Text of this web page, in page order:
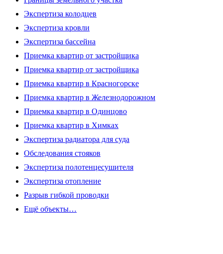
Экспертиза колодцев
Экспертиза кровли
Экспертиза бассейна
Приемка квартир от застройщика
Приемка квартир от застройщика
Приемка квартир в Красногорске
Приемка квартир в Железнодорожном
Приемка квартир в Одинцово
Приемка квартир в Химках
Экспертиза радиатора для суда
Обследования стояков
Экспертиза полотенцесушителя
Экспертиза отопление
Разрыв гибкой проводки
Ещё объекты…